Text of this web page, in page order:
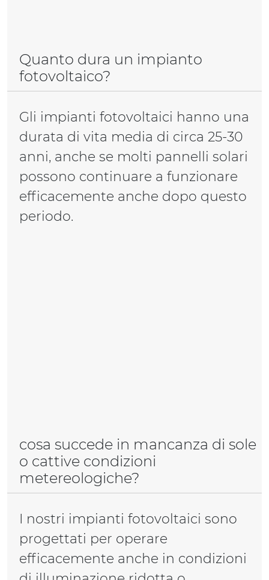
Quanto dura un impianto
fotovoltaico?
Gli impianti fotovoltaici hanno una
durata di vita media di circa 25-30
anni, anche se molti pannelli solari
possono continuare a funzionare
efficacemente anche dopo questo
periodo.
cosa succede in mancanza di sole
o cattive condizioni
metereologiche?
I nostri impianti fotovoltaici sono
progettati per operare
efficacemente anche in condizioni